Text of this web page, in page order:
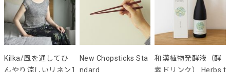
Kilka/風を通してひ
んやり涼しいリネン1
New Chopsticks Sta
ndard
和漢植物発酵液（酵
素ドリンク） Herbs t